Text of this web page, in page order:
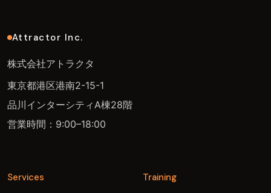
Attractor Inc.
株式会社アトラクタ
東京都港区港南2-15-1
品川インターシティA棟28階
営業時間：9:00–18:00
Services Training